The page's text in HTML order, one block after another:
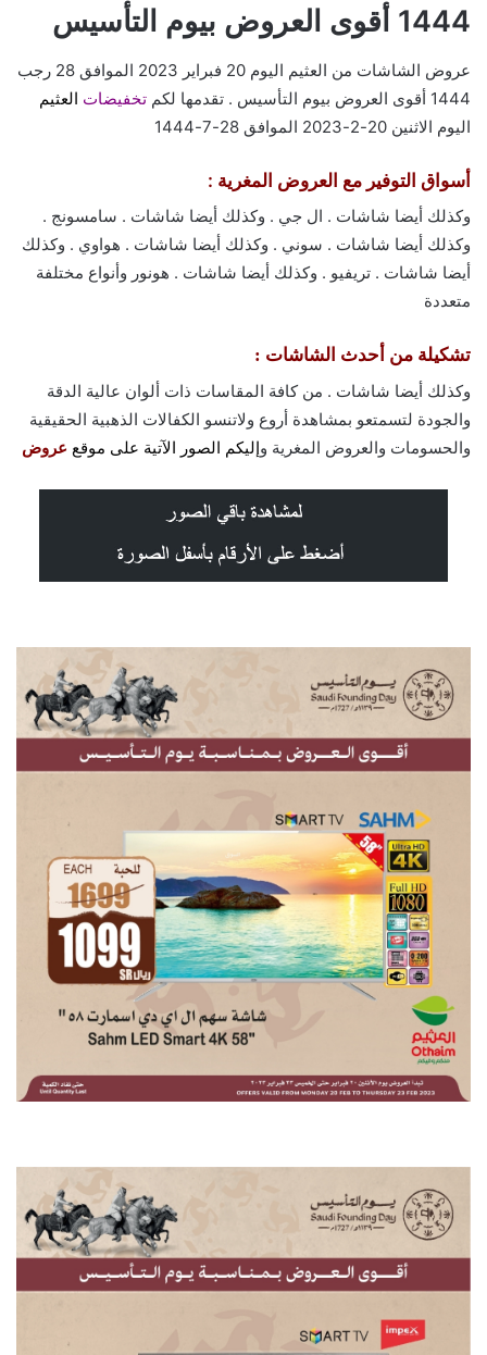
1444 أقوى العروض بيوم التأسيس
عروض الشاشات من العثيم اليوم 20 فبراير 2023 الموافق 28 رجب
1444 أقوى العروض بيوم التأسيس . تقدمها لكم
تخفيضات العثيم
اليوم الاثنين 20-2-2023 الموافق 28-7-1444
أسواق التوفير مع العروض المغرية :
وكذلك أيضا شاشات . ال جي . وكذلك أيضا شاشات . سامسونج .
وكذلك أيضا شاشات . سوني . وكذلك أيضا شاشات . هواوي . وكذلك
أيضا شاشات . تريفيو . وكذلك أيضا شاشات . هونور وأنواع مختلفة
متعددة
تشكيلة من أحدث الشاشات :
وكذلك أيضا شاشات . من كافة المقاسات ذات ألوان عالية الدقة
والجودة لتسمتعو بمشاهدة أروع ولاتنسو الكفالات الذهبية الحقيقية
والحسومات والعروض المغرية وإليكم الصور الآتية على موقع عروض